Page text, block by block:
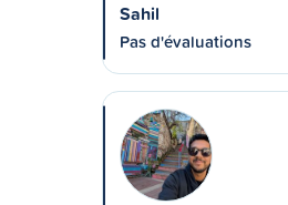
Sahil
Pas d'évaluations